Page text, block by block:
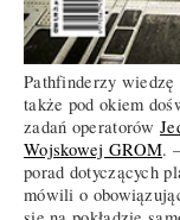
Pathfinderzy
także pod okiem
zadań operatorów
Wojskowej GROM.
porad dotyczących
mówili o